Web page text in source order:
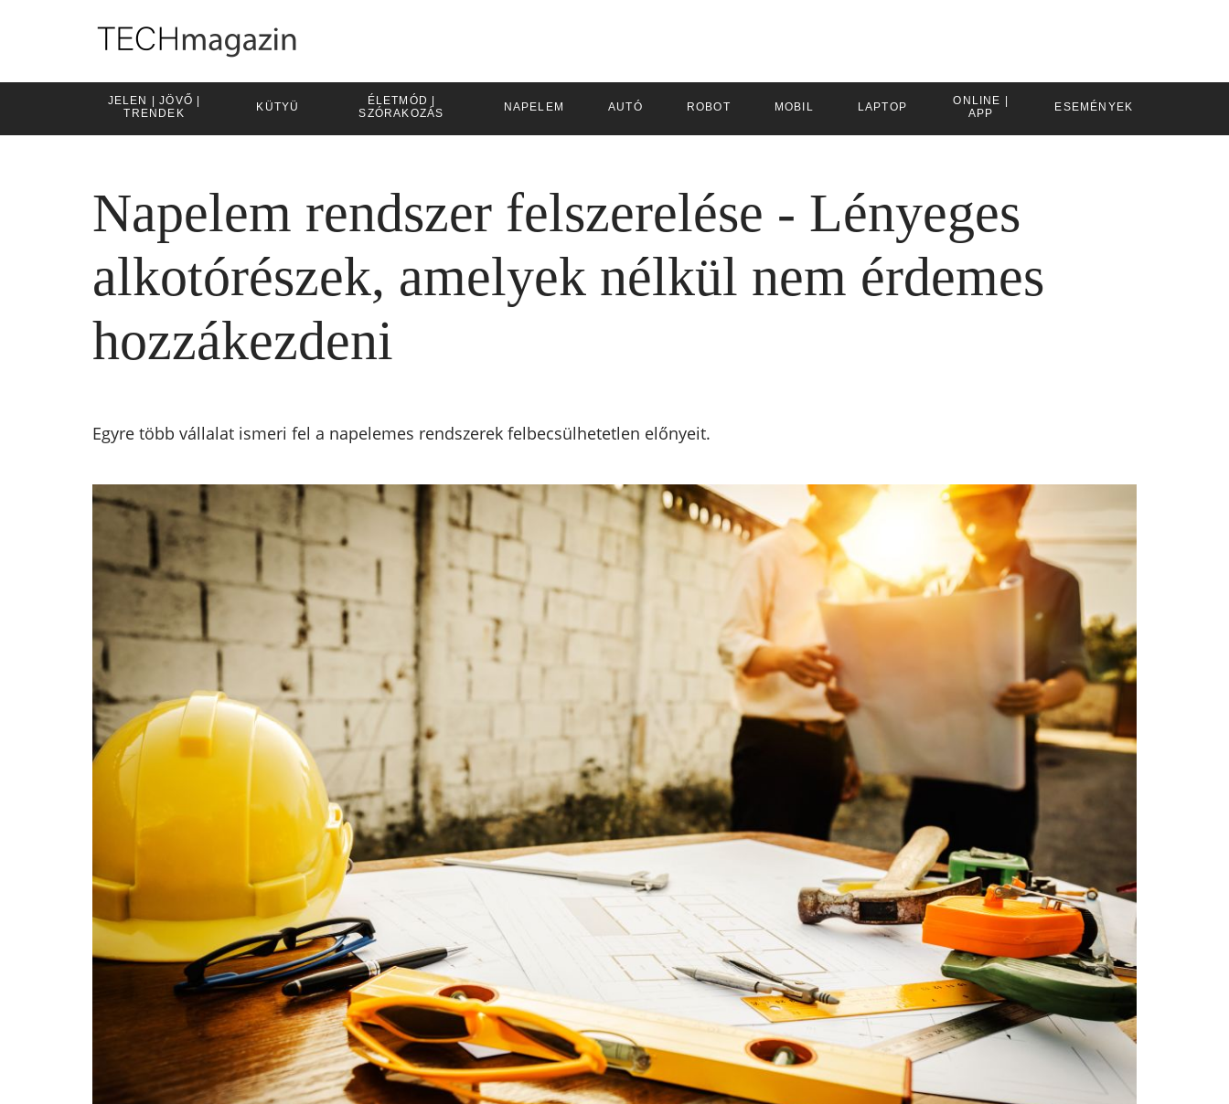
JELEN | JÖVŐ |
TRENDEK
KÜTYÜ
ÉLETMÓD |
SZÓRAKOZÁS
NAPELEM AUTÓ ROBOT MOBIL LAPTOP
ONLINE |
APP
ESEMÉNYEK
Napelem rendszer felszerelése - Lényeges
alkotórészek, amelyek nélkül nem érdemes
hozzákezdeni
Egyre több vállalat ismeri fel a napelemes rendszerek felbecsülhetetlen előnyeit.